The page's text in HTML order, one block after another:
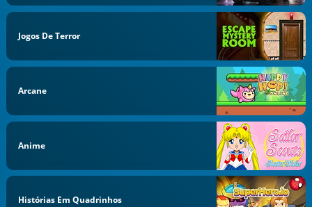
Jogos De Terror
Arcane
Anime
Histórias Em Quadrinhos